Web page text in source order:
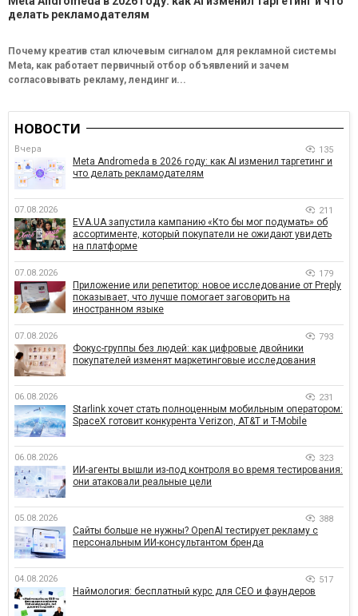
делать рекламодателям
Почему креатив стал ключевым сигналом для рекламной системы
Meta, как работает первичный отбор объявлений и зачем
согласовывать рекламу, лендинг и...
НОВОСТИ
Вчера 135
Meta Andromeda в 2026 году: как AI изменил таргетинг и
что делать рекламодателям
07.08.2026 211
EVA.UA запустила кампанию «Кто бы мог подумать» об
ассортименте, который покупатели не ожидают увидеть
на платформе
07.08.2026 179
Приложение или репетитор: новое исследование от Preply
показывает, что лучше помогает заговорить на
иностранном языке
07.08.2026 793
Фокус-группы без людей: как цифровые двойники
покупателей изменят маркетинговые исследования
06.08.2026 231
Starlink хочет стать полноценным мобильным оператором:
SpaceX готовит конкурента Verizon, AT&T и T-Mobile
06.08.2026 323
ИИ-агенты вышли из-под контроля во время тестирования:
они атаковали реальные цели
05.08.2026 388
Сайты больше не нужны? OpenAI тестирует рекламу с
персональным ИИ-консультантом бренда
04.08.2026 517
Наймология: бесплатный курс для CEO и фаундеров